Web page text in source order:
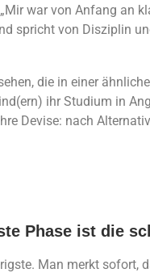
war von Anfang an
spricht von Disziplin
die in einer
ihr Studium in
Devise: nach
Phase ist die
Man merkt sofort,